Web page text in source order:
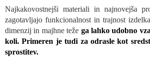
Najkakovostnejši materiali in najnovejša
zagotavljajo funkcionalnost in trajnost
dimenzij in majhne teže ga lahko udobno
koli. Primeren je tudi za odrasle kot
sprostitev.